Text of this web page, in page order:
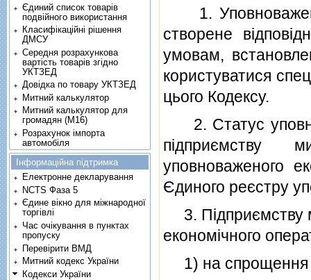
1.
створене
умовам,
користуватися
цього Кодексу.
2. Статус
пiдприємству
уповноваженого
Єдиного реєстру
3. Пiдприємству
економiчного
1) на спрощення
Єдиний список товарів
подвійного використання
Класифікаційні рішення
ДМСУ
Середня розрахункова
вартість товарів згідно
УКТЗЕД
Довідка по товару УКТЗЕД
Митний калькулятор
Митний калькулятор для
громадян (М16)
Розрахунок імпорта
автомобіля
Інформаційна підтримка
Електронне декларування
NCTS Фаза 5
Єдине вікно для міжнародної
торгівлі
Час очікування в пунктах
пропуску
Перевірити ВМД
Митний кодекс України
Кодекси України